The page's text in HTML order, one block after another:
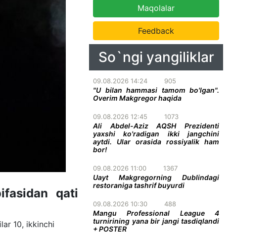
qati
10, ikkinchi
Maqolalar
Feedback
So`ngi yangiliklar
09.08.2026 14:24 905
"U bilan hammasi tamom bo'lgan".
Overim Makgregor haqida
09.08.2026 12:45 1073
Ali Abdel-Aziz AQSH Prezidenti
yaxshi ko'radigan ikki jangchini
aytdi. Ular orasida rossiyalik ham
bor!
09.08.2026 11:00 1367
Uayt Makgregorning Dublindagi
restoraniga tashrif buyurdi
09.08.2026 10:30 488
Mangu Professional League 4
turnirining yana bir jangi tasdiqlandi
+ POSTER